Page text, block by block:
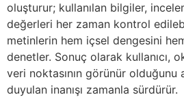
oluşturur; kullanılan bilgiler,
değerleri her zaman kontrol
metinlerin hem içsel dengesini
denetler. Sonuç olarak kullanıcı,
veri noktasının görünür
duyulan inanışı zamanla sürdürür.